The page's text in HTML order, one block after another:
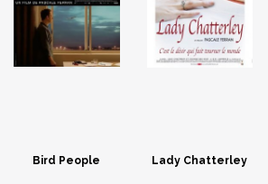
Bird People Lady Chatterley